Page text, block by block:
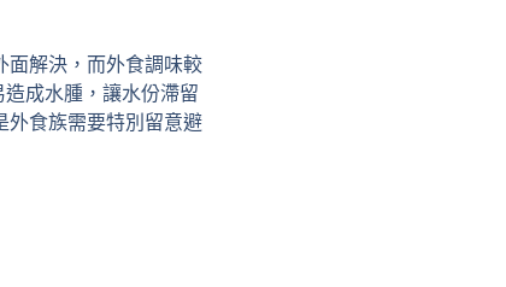
面解決，而外食調味較
成水腫，讓水份滯留
外食族需要特別留意避